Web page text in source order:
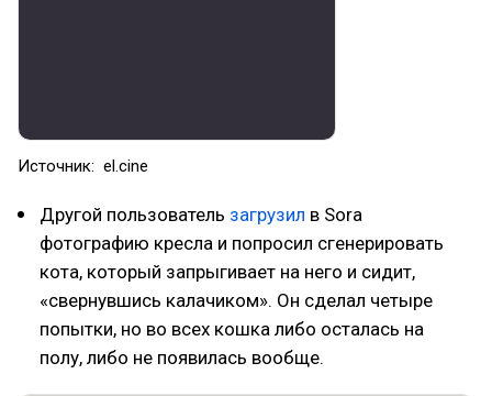
Источник: el.cine
Другой пользователь загрузил в Sora
фотографию кресла и попросил сгенерировать
кота, который запрыгивает на него и сидит,
«свернувшись калачиком». Он сделал четыре
попытки, но во всех кошка либо осталась на
полу, либо не появилась вообще.